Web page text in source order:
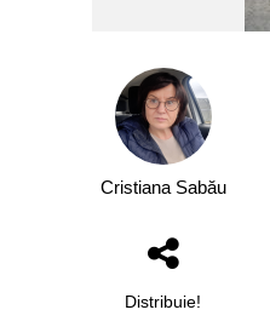
Cristiana Sabău
Distribuie!